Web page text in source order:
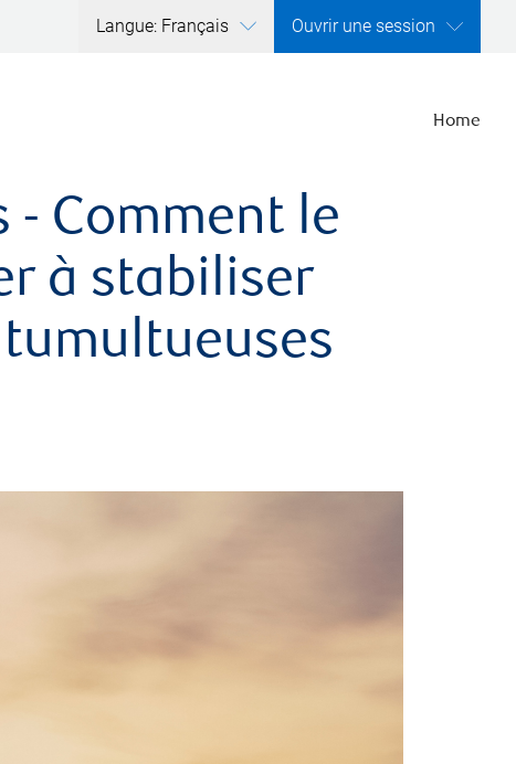
Langue: Français Ouvrir une session
Home
- Comment le
à stabiliser